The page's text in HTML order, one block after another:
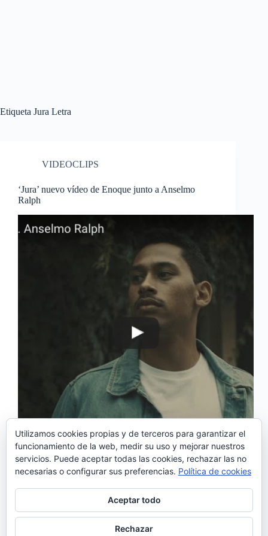
Etiqueta Jura Letra
VIDEOCLIPS
‘Jura’ nuevo vídeo de Enoque junto a Anselmo
Ralph
Enoque publicó su primer sencillo ‘Nunca é bom
demais’ a finales de 2016. Después de años
colaborando con Heber Marques de HMB y de
escribir para otros artistas como Aurea o Mickael
Carreira, decidió comenzar una carrera en solitario.
‘Jura’ es…
Noemí Sánchez
31/07/2017
Utilizamos cookies propias y de terceros para garantizar el
funcionamiento de la web, medir su uso y mejorar nuestros
servicios. Puede aceptar todas las cookies, rechazar las no
necesarias o configurar sus preferencias. Política de cookies
Aceptar todo
Rechazar